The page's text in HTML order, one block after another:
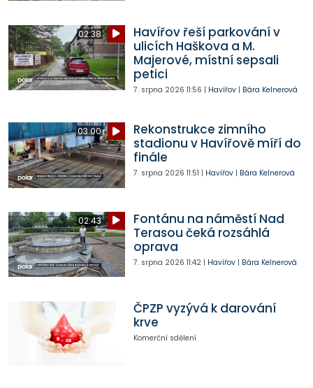
02:38
Havířov řeší parkování v
ulicích Haškova a M.
Majerové, místní sepsali
petici
7. srpna 2026 11:56 | Havířov| Bára Kelnerová
03:00
Rekonstrukce zimního
stadionu v Havířově míří do
finále
7. srpna 2026 11:51 | Havířov| Bára Kelnerová
02:43
Fontánu na náměstí Nad
Terasou čeká rozsáhlá
oprava
7. srpna 2026 11:42| Havířov| Bára Kelnerová
ČPZP vyzývá k darování
krve
Komerční sdělení